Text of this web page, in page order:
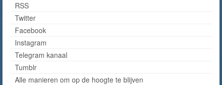
RSS
Twitter
Facebook
Instagram
Telegram kanaal
Tumblr
Alle manieren om op de hoogte te blijven